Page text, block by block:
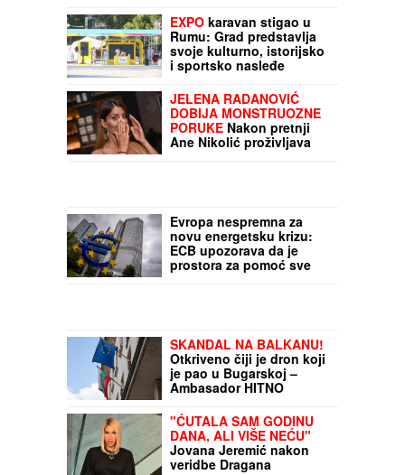
EXPOkaravan stigao u
Rumu: Grad predstavlja
svoje kulturno, istorijsko
i sportsko nasleđe
Ane Nikolić proživljava
horor, sve objavila:
"Patetični ste"